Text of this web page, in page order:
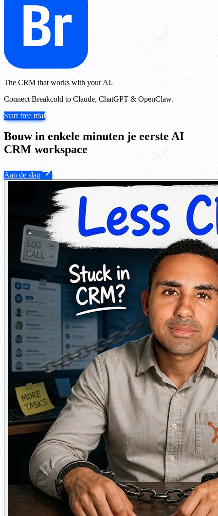
The CRM that works with your AI.
Connect Breakcold to Claude, ChatGPT & OpenClaw.
Start free trial
Bouw in enkele minuten je eerste AI
CRM workspace
Aan de slag